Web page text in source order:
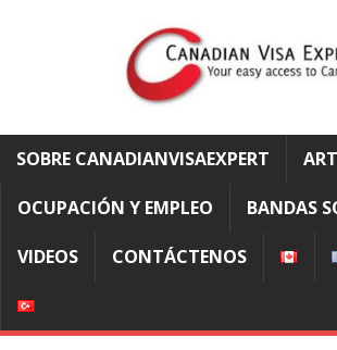
SOBRE CANADIANVISAEXPERT
OCUPACIÓN Y EMPLEO BANDAS
VIDEOS CONTÁCTENOS